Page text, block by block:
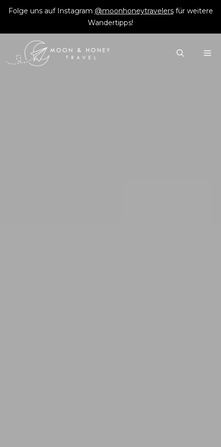
Zum
springen
Folge uns auf Instagram @moonhoneytravelersfür weitere
Wandertipps!